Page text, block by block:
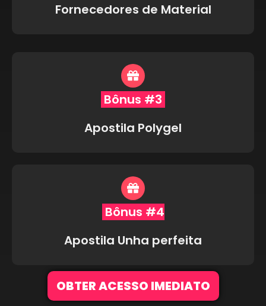
Fornecedores de Material
Bônus #3
Apostila Polygel
Bônus #4
Apostila Unha perfeita
OBTER ACESSO IMEDIATO